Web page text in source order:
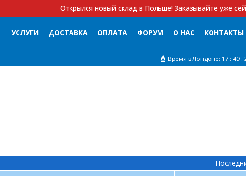
Открылся новый склад в Польше! Заказывайте уже
УСЛУГИ ДОСТАВКА ОПЛАТА ФОРУМ О НАС КОНТАКТЫ
Время в Лондоне: 17 : 49 :